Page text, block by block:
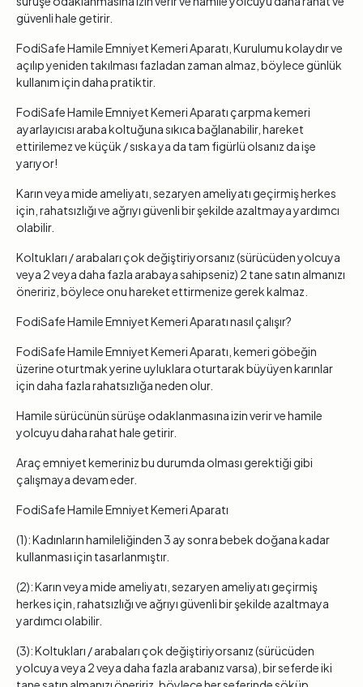
güvenli hale getirir.
FodiSafe Hamile Emniyet Kemeri Aparatı, Kurulumu kolaydır ve
açılıp yeniden takılması fazladan zaman almaz, böylece günlük
kullanım için daha pratiktir.
FodiSafe Hamile Emniyet Kemeri Aparatı çarpma kemeri
ayarlayıcısı araba koltuğuna sıkıca bağlanabilir, hareket
ettirilemez ve küçük / sıska ya da tam figürlü olsanız da işe
yarıyor!
Karın veya mide ameliyatı, sezaryen ameliyatı geçirmiş herkes
için, rahatsızlığı ve ağrıyı güvenli bir şekilde azaltmaya yardımcı
olabilir.
Koltukları / arabaları çok değiştiriyorsanız (sürücüden yolcuya
veya 2 veya daha fazla arabaya sahipseniz) 2 tane satın almanızı
öneririz, böylece onu hareket ettirmenize gerek kalmaz.
FodiSafe Hamile Emniyet Kemeri Aparatı nasıl çalışır?
FodiSafe Hamile Emniyet Kemeri Aparatı, kemeri göbeğin
üzerine oturtmak yerine uyluklara oturtarak büyüyen karınlar
için daha fazla rahatsızlığa neden olur.
Hamile sürücünün sürüşe odaklanmasına izin verir ve hamile
yolcuyu daha rahat hale getirir.
Araç emniyet kemeriniz bu durumda olması gerektiği gibi
çalışmaya devam eder.
FodiSafe Hamile Emniyet Kemeri Aparatı
(1): Kadınların hamileliğinden 3 ay sonra bebek doğana kadar
kullanması için tasarlanmıştır.
(2): Karın veya mide ameliyatı, sezaryen ameliyatı geçirmiş
herkes için, rahatsızlığı ve ağrıyı güvenli bir şekilde azaltmaya
yardımcı olabilir.
(3): Koltukları / arabaları çok değiştiriyorsanız (sürücüden
yolcuya veya 2 veya daha fazla arabanız varsa), bir seferde iki